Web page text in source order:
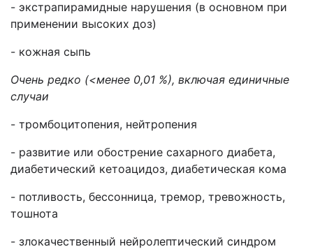
- экстрапирамидные нарушения (в основном при
применении высоких доз)
- кожная сыпь
Очень редко (<менее 0,01 %), включая единичные
случаи
- тромбоцитопения, нейтропения
- развитие или обострение сахарного диабета,
диабетический кетоацидоз, диабетическая кома
- потливость, бессонница, тремор, тревожность,
тошнота
- злокачественный нейролептический синдром